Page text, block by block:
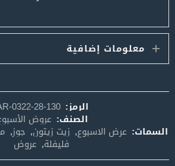
معلومات إضافية
الرمز: 0322-28-130
الصنف: عروض
السمات: عرض الاسبوع, زيت زيتون, جوز,
فليفلة, عروض